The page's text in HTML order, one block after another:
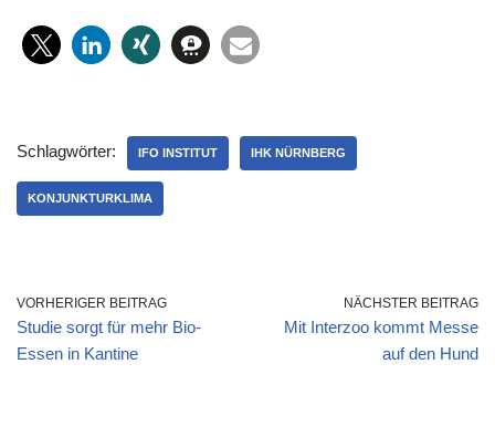
Schlagwörter: IFO INSTITUT IHK NÜRNBERG
KONJUNKTURKLIMA
VORHERIGER BEITRAG
Studie sorgt für mehr Bio-
Essen in Kantine
NÄCHSTER BEITRAG
Mit Interzoo kommt Messe
auf den Hund